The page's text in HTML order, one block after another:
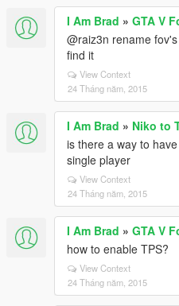
I Am Brad » GTA V
@raiz3n rename
find it
View Context
24 Tháng năm, 2015
I Am Brad » Niko to
is there a way to
single player
View Context
24 Tháng năm, 2015
I Am Brad » GTA V
how to enable TPS?
View Context
24 Tháng năm, 2015